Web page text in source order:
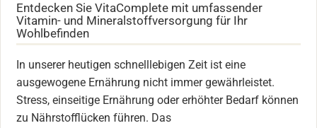
Entdecken Sie VitaComplete mit umfassender
Vitamin- und Mineralstoffversorgung für Ihr
Wohlbefinden
In unserer heutigen schnelllebigen Zeit ist eine
ausgewogene Ernährung nicht immer gewährleistet.
Stress, einseitige Ernährung oder erhöhter Bedarf können
zu Nährstofflücken führen. Das